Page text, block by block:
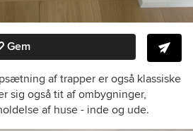
Gem
af trapper er også klassiske
sig også tit af ombygninger,
af huse - inde og ude.